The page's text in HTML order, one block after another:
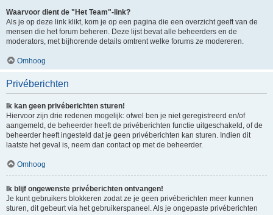
Waarvoor dient de "Het Team"-link?
Als je op deze link klikt, kom je op een pagina die een overzicht geeft van de
mensen die het forum beheren. Deze lijst bevat alle beheerders en de
moderators, met bijhorende details omtrent welke forums ze modereren.
Omhoog
Privéberichten
Ik kan geen privéberichten sturen!
Hiervoor zijn drie redenen mogelijk: ofwel ben je niet geregistreerd en/of
aangemeld, de beheerder heeft de privéberichten functie uitgeschakeld, of de
beheerder heeft ingesteld dat je geen privéberichten kan sturen. Indien dit
laatste het geval is, neem dan contact op met de beheerder.
Omhoog
Ik blijf ongewenste privéberichten ontvangen!
Je kunt gebruikers blokkeren zodat ze je geen privéberichten meer kunnen
sturen, dit gebeurt via het gebruikerspaneel. Als je ongepaste privéberichten